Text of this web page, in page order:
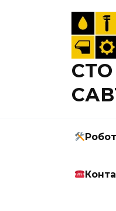
СТО